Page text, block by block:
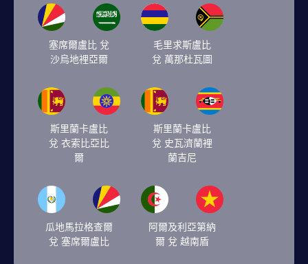
塞席爾盧比 兌
沙烏地裡亞爾
毛里求斯盧比
兌 萬那杜瓦圖
斯里蘭卡盧比
兌 衣索比亞比
爾
斯里蘭卡盧比
兌 史瓦濟蘭裡
蘭吉尼
瓜地馬拉格查爾
兌 塞席爾盧比
阿爾及利亞第納
爾 兌 越南盾